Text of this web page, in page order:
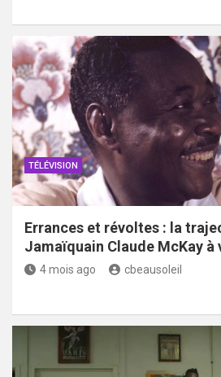
TÉLÉVISION
Errances et révoltes : la
Jamaïquain Claude McKay à
4 mois ago cbeausoleil